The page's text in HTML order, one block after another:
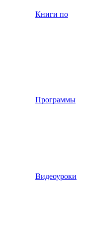
Книги по
Программы
Видеоуроки